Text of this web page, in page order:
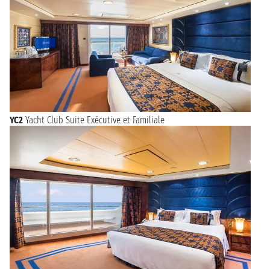
YC2 Yacht Club Suite Exécutive et Familiale